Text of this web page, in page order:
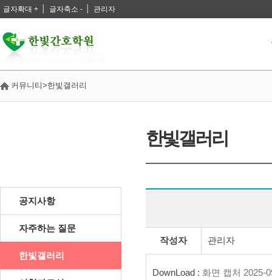
글자확대 + 글자축소 - 관리자
커뮤니티>한빛갤러리
공지사항
자주하는 질문
한빛갤러리
한빛갤러리
작성자 관리자
DownLoad : 화면 캡처 2025-